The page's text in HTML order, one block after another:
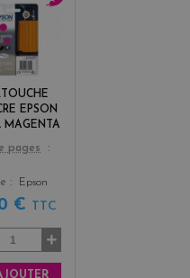
EPSON
MAGENTA
n
t
a
pages
Epson
€ TTC